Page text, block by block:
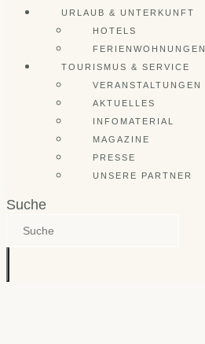
URLAUB & UNTERKUNFT
HOTELS
FERIENWOHNUNGEN
TOURISMUS & SERVICE
VERANSTALTUNGEN
AKTUELLES
INFOMATERIAL
MAGAZINE
PRESSE
UNSERE PARTNER
Suche